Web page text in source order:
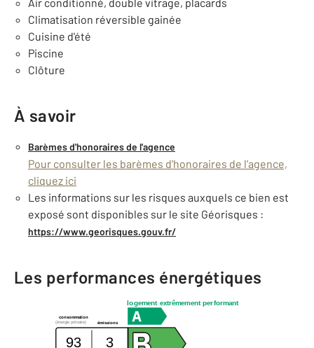
Climatisation réversible gainée
Cuisine d'été
Piscine
Clôture
À savoir
Barèmes d'honoraires de l'agence
Pour consulter les barèmes d'honoraires de l'agence,
cliquez ici
Les informations sur les risques auxquels ce bien est
exposé sont disponibles sur le site Géorisques :
https://www.georisques.gouv.fr/
Les performances énergétiques
logement extrêmement performant
consommation
émissions
(énergie primaire)
93 3